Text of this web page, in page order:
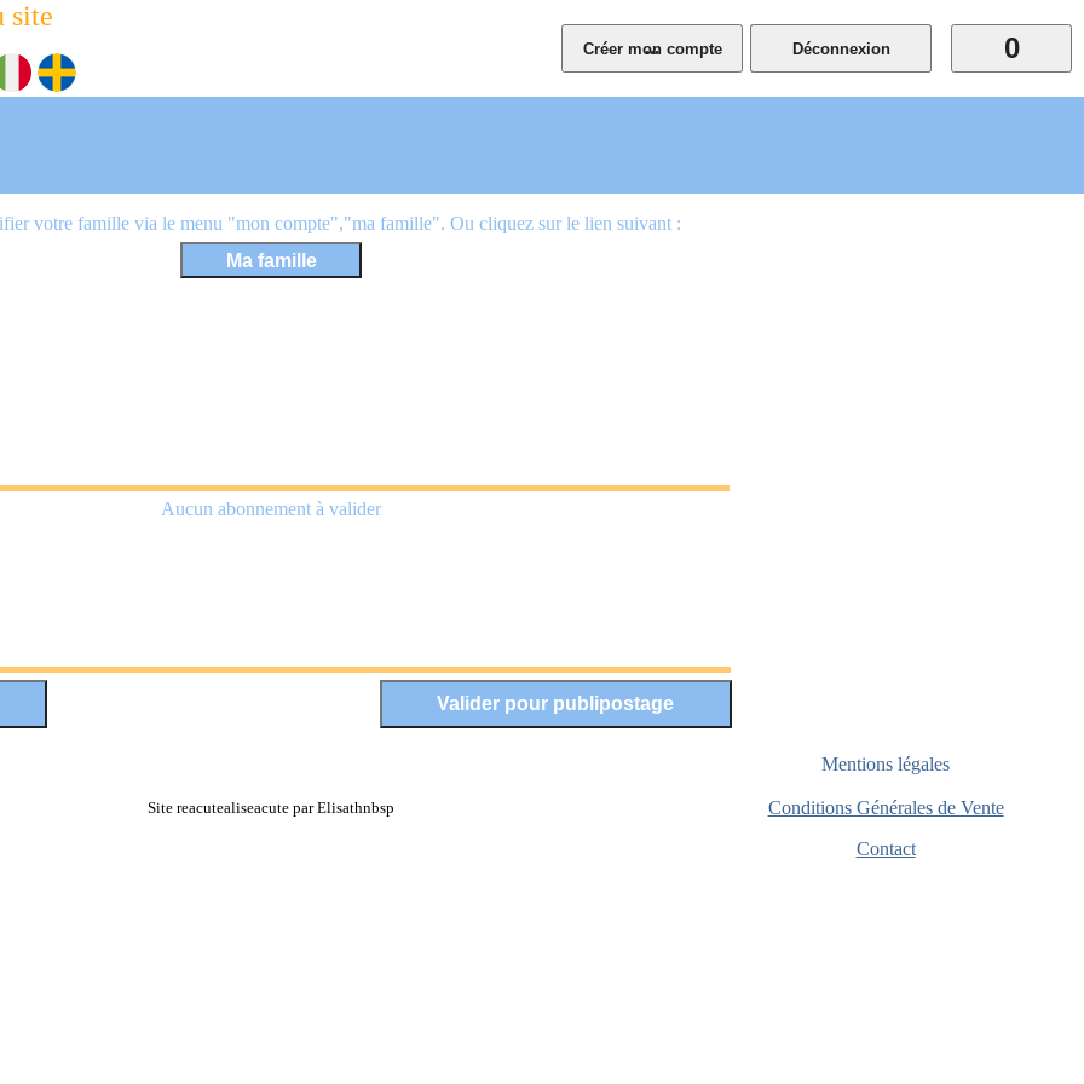
site
0
...
votre famille via le menu "mon compte","ma famille". Ou cliquez sur le lien suivant :
Aucun abonnement à valider
Site reacutealiseacute par Elisathnbsp
Mentions légales
Conditions Générales de Vente
Contact